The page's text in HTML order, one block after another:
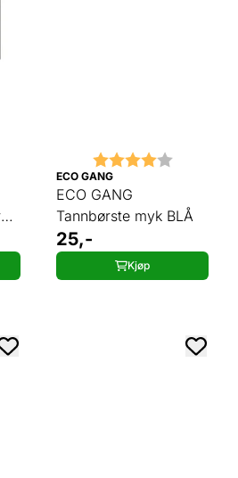
av 5 mulige Karakter: 4.0 av 5
ECO GANG
ECO GANG
Tannbørste myk BLÅ
25,-
Kjøp